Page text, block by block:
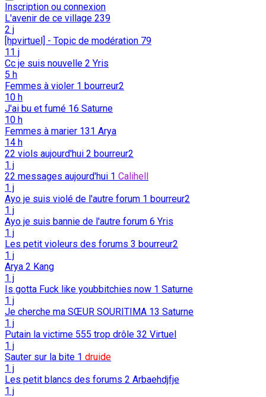
Inscription ou connexion
L'avenir de ce village 239
2 j
[hpvirtuel] - Topic de modération 79
11 j
Cc je suis nouvelle 2 Yris
5 h
Femmes à violer 1 bourreur2
10 h
J'ai bu et fumé 16 Saturne
10 h
Femmes à marier 131 Arya
14 h
22 viols aujourd'hui 2 bourreur2
1 j
22 messages aujourd'hui 1 Calihell
1 j
Ayo je suis violé de l'autre forum 1 bourreur2
1 j
Ayo je suis bannie de l'autre forum 6 Yris
1 j
Les petit violeurs des forums 3 bourreur2
1 j
Arya 2 Kang
1 j
Is gotta Fuck like youbbitchies now 1 Saturne
1 j
Je cherche ma SŒUR SOURITIMA 13 Saturne
1 j
Putain la victime 555 trop drôle 32 Virtuel
1 j
Sauter sur la bite 1 druide
1 j
Les petit blancs des forums 2 Arbaehdjfje
1 j